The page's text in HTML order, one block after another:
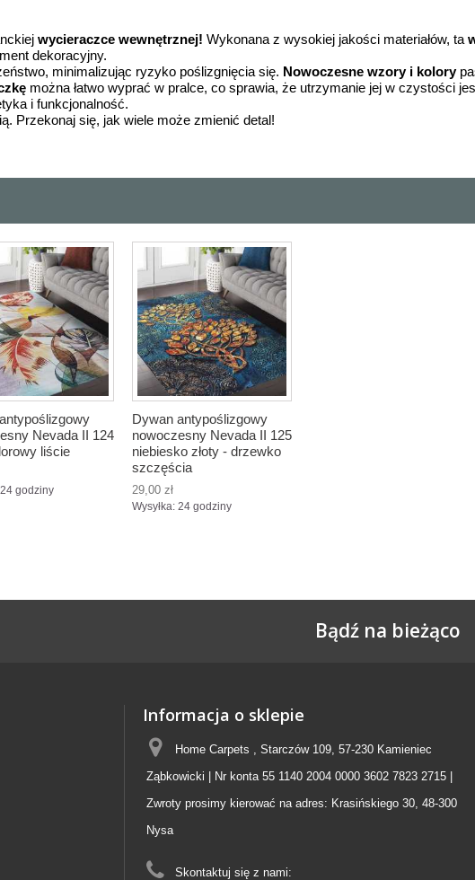
wycieraczce wewnętrznej! Wykonana z wysokiej jakości materiałów, ta
dekoracyjny.
minimalizując ryzyko poślizgnięcia się. Nowoczesne wzory i kolory
można łatwo wyprać w pralce, co sprawia, że utrzymanie jej w czystości
i funkcjonalność.
Przekonaj się, jak wiele może zmienić detal!
Nevada II 124
liście
24 godziny
Dywan antypoślizgowy
nowoczesny Nevada II 125
niebiesko złoty - drzewko
szczęścia
29,00 zł
Wysyłka: 24 godziny
Bądź na bieżąco
Informacja o sklepie
Home Carpets , Starczów 109, 57-230 Kamieniec
Ząbkowicki | Nr konta 55 1140 2004 0000 3602 7823 2715 |
Zwroty prosimy kierować na adres: Krasińskiego 30, 48-300
Nysa
Skontaktuj się z nami: